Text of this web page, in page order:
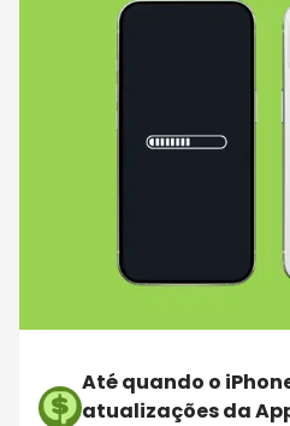
Até quando o
atualizações da